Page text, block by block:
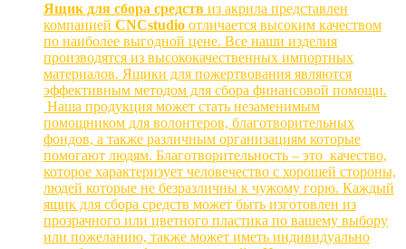
Ящик для сбора средств из акрила представлен
компанией CNCstudio отличается высоким качеством
по наиболее выгодной цене. Все наши изделия
производятся из высококачественных импортных
материалов. Ящики для пожертвования являются
эффективным методом для сбора финансовой помощи.
Наша продукция может стать незаменимым
помощником для волонтеров, благотворительных
фондов, а также различным организациям которые
помогают людям. Благотворительность – это качество,
которое характеризует человечество с хорошей стороны,
людей которые не безразличны к чужому горю. Каждый
ящик для сбора средств может быть изготовлен из
прозрачного или цветного пластика по вашему выбору
или пожеланию, также может иметь индивидуально